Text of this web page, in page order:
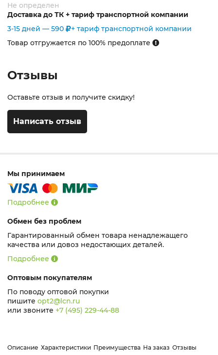
Не определен
Доставка до ТК + тариф транспортной компании
3-15 дней — 590
+ тариф транспортной компании
Товар отгружается по 100% предоплате
Отзывы
Оставьте отзыв и получите скидку!
Написать отзыв
Мы принимаем
Подробнее
Обмен без проблем
Гарантированный обмен товара ненадлежащего
качества или довоз недостающих деталей.
Подробнее
Оптовым покупателям
По поводу оптовой покупки
пишите opt2@lcn.ru
или звоните +7 (495) 229-44-88
Описание Характеристики Преимущества На заказ Отзывы